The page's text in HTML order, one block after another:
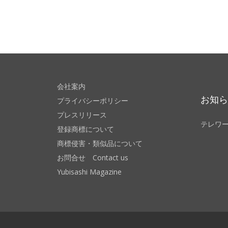
会社案内
プライバシーポリシー
プレスリリース
登録商標について
商標侵害・類似品について
お問合せ Contact us
Yubisashi Magazine
お知
テレワ